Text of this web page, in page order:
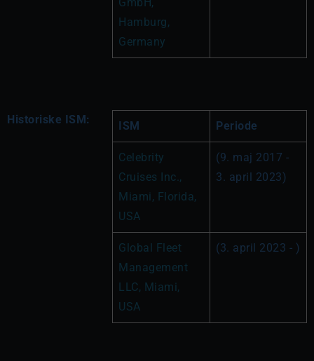
Hamburg,
Germany
Historiske ISM: ISM Periode
Celebrity
Cruises Inc.,
Miami, Florida,
USA
(9. maj 2017 -
3. april 2023)
Global Fleet
Management
LLC, Miami,
USA
(3. april 2023 - )